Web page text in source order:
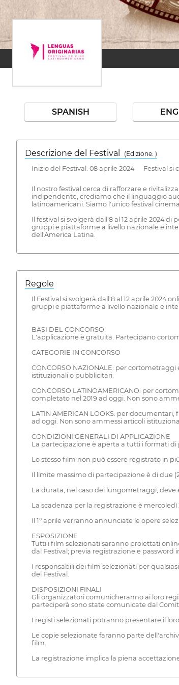
SPANISH
Descrizione del Festival
( Edizione: )
Inizio del Festival: 08 aprile 2024 Festival si
Il nostro festival cerca di rafforzare e
indipendente, crediamo che il linguaggio
latinoamericani. Siamo l'unico festival
Il festival si svolgerà dall'8 al 12 aprile 2024
gruppi e piattaforme a livello nazionale e
dell'America Latina.
Regole
Il Festival si svolgerà dall'8 al 12 aprile 2024
gruppi e piattaforme a livello nazionale e
BASI DEL CONCORSO
L'applicazione è gratuita. Partecipano
CATEGORIE IN CONCORSO
CONCORSO NAZIONALE: per
istituzionali o pubblicitari.
CONCORSO LATINOAMERICANO: per
completato nel 2019 ad oggi. Non sono
LATIN AMERICAN LOOKS: per
ad oggi. Non sono ammessi articoli
CONDIZIONI GENERALI DI APPLICAZIONE
La partecipazione è aperta a tutti i formati
Lo stesso film non può essere registrato in
Il limite massimo di partecipazione è di due
La durata, nel caso dei lungometraggi, deve
La scadenza per la registrazione è mercoledì
Il 1° aprile verranno annunciate le opere
ESPOSIZIONE
Tutti i film selezionati saranno proiettati
dal Festival; previa registrazione e
I responsabili dei film selezionati per
del Festival.
DISPOSIZIONI FINALI
Gli organizzatori comunicheranno ai loro
parteciperà sono state comunicate dal
I registi selezionati potranno presentare il loro
Le copie selezionate faranno parte
film.
La registrazione implica la piena